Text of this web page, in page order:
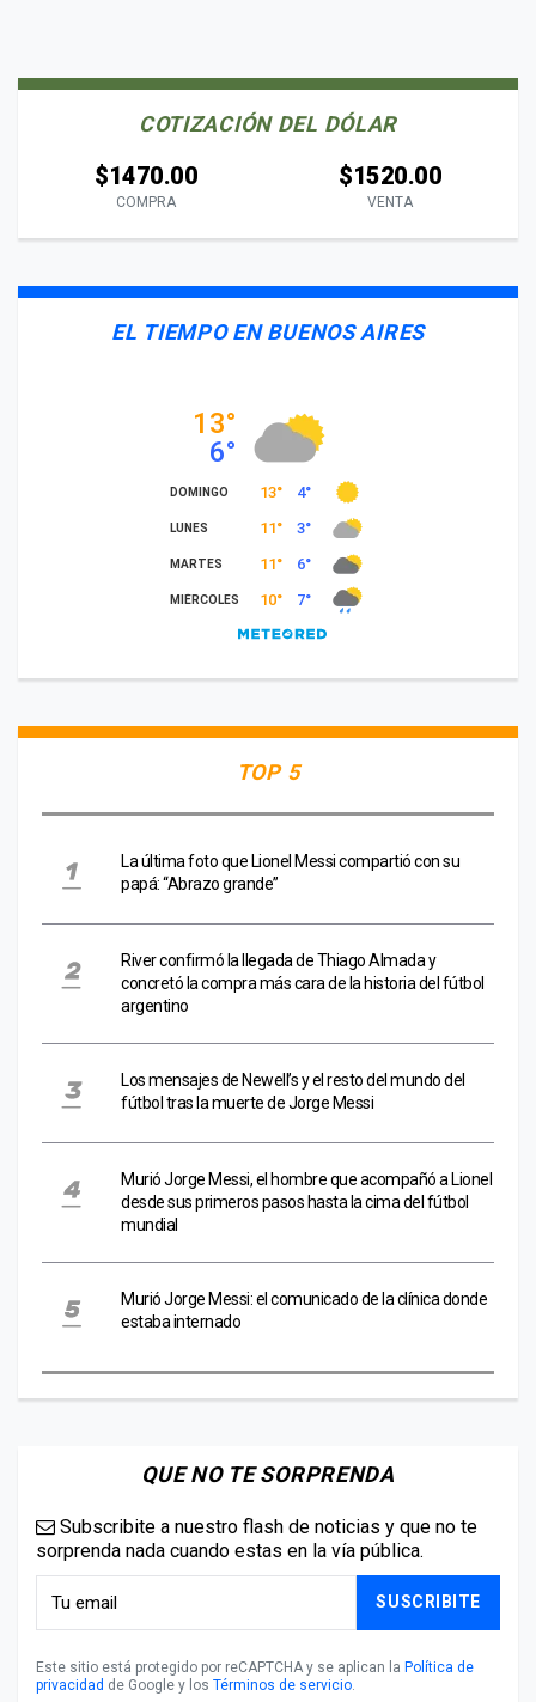
COTIZACIÓN DEL DÓLAR
$1470.00
COMPRA
$1520.00
VENTA
EL TIEMPO EN BUENOS AIRES
TOP 5
La última foto que Lionel Messi compartió con su
papá: “Abrazo grande”
River confirmó la llegada de Thiago Almada y
concretó la compra más cara de la historia del fútbol
argentino
Los mensajes de Newell’s y el resto del mundo del
fútbol tras la muerte de Jorge Messi
Murió Jorge Messi, el hombre que acompañó a Lionel
desde sus primeros pasos hasta la cima del fútbol
mundial
Murió Jorge Messi: el comunicado de la clínica donde
estaba internado
QUE NO TE SORPRENDA
Subscribite a nuestro flash de noticias y que no te
sorprenda nada cuando estas en la vía pública.
SUSCRIBITE
Este sitio está protegido por reCAPTCHA y se aplican la Política de
privacidad de Google y los Términos de servicio.